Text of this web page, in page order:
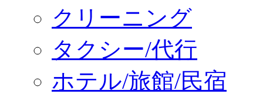
クリーニング
タクシー/代行
ホテル/旅館/民宿